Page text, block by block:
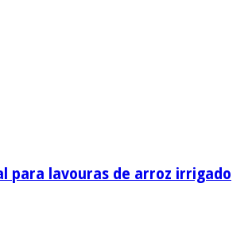
para lavouras de arroz irrigado